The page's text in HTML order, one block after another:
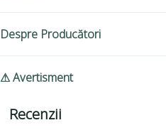
Despre Producători
⚠ Avertisment
Recenzii